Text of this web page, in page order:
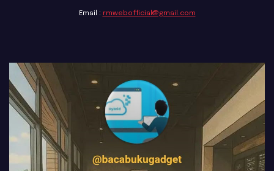
Email : rmwebofficial@gmail.com